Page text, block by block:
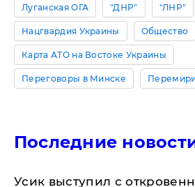
Луганская ОГА "ДНР" "ЛНР"
Нацгвардия Украины Общество
Карта АТО на Востоке Украины
Переговоры в Минске
Последние
Усик выступил с